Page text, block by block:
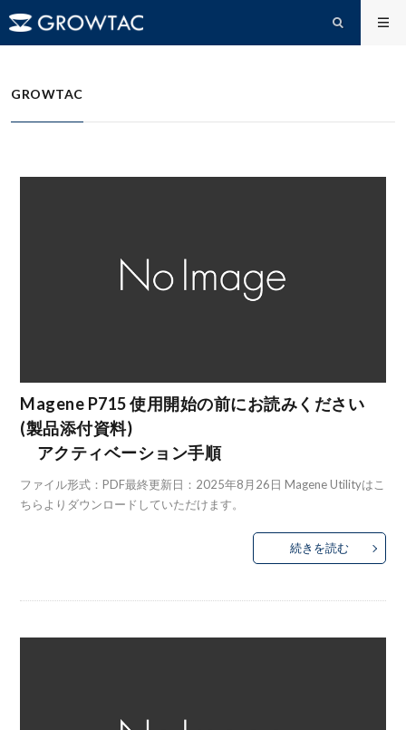
HOME FAQs Magene P715 ドキュメント
GROWTAC
Magene P715 使用開始の前にお読みください
(製品添付資料)
アクティベーション手順
ファイル形式：PDF最終更新日：2025年8月26日 Magene Utilityはこ
ちらよりダウンロードしていただけます。
続きを読む